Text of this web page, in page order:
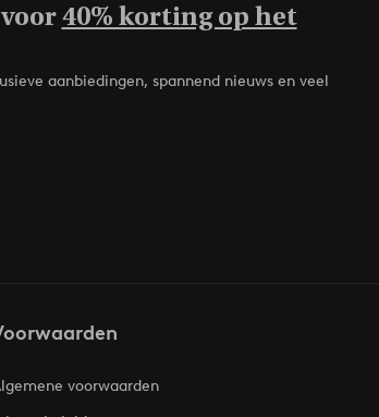
40% korting op het
aanbiedingen, spannend nieuws en veel
voorwaarden